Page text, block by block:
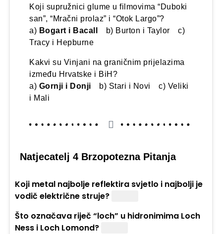
Koji supružnici glume u filmovima “Duboki
san”, “Mračni prolaz” i “Otok Largo”?
a) Bogart i Bacall
b) Burton i Taylor c)
Tracy i Hepburne
Kakvi su Vinjani na graničnim prijelazima
između Hrvatske i BiH?
a) Gornji i Donji b) Stari i Novi c) Veliki
i Mali
Natjecatelj 4 Brzopotezna Pitanja
Koji metal najbolje reflektira svjetlo i najbolji je
vodič električne struje?
Što označava riječ “loch” u hidronimima Loch
Ness i Loch Lomond?